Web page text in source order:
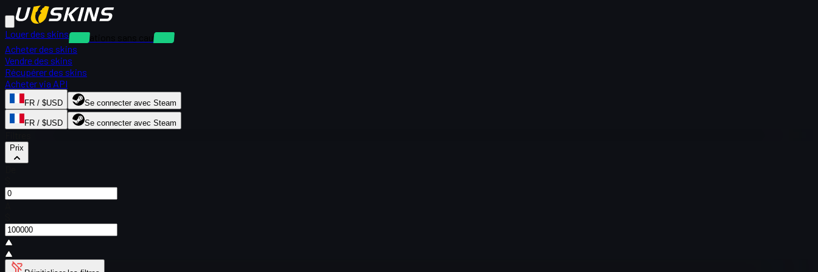
Louer des skins
Locations sans caution
Acheter des skins
Vendre des skins
Récupérer des skins
Acheter via API
FR / $USD Se connecter avec Steam
FR / $USD Se connecter avec Steam
Prix